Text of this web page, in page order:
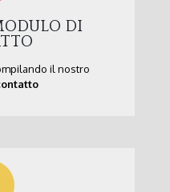
DI
il nostro